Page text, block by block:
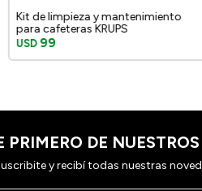
Kit de limpieza y mantenimiento
para cafeteras KRUPS
USD 99
PRIMERO DE
y recibí todas nuestras